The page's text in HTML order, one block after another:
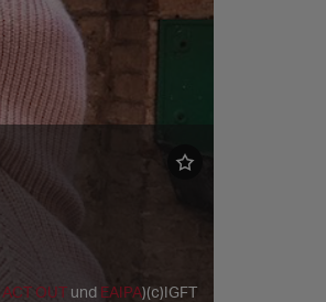
ACT OUT und EAIPA)(c)IGFT